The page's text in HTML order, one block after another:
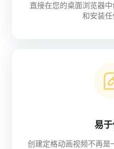
直接在您的桌面浏览器
和安装任
易于
创建定格动画视频不再是